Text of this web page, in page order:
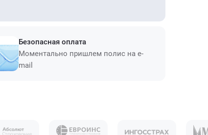
Безопасная оплата
Моментально пришлем полис на e-
mail